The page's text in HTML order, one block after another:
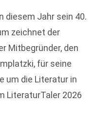
diesem Jahr sein 40.
zeichnet der
Mitbegründer, den
für seine
um die Literatur in
LiteraturTaler 2026